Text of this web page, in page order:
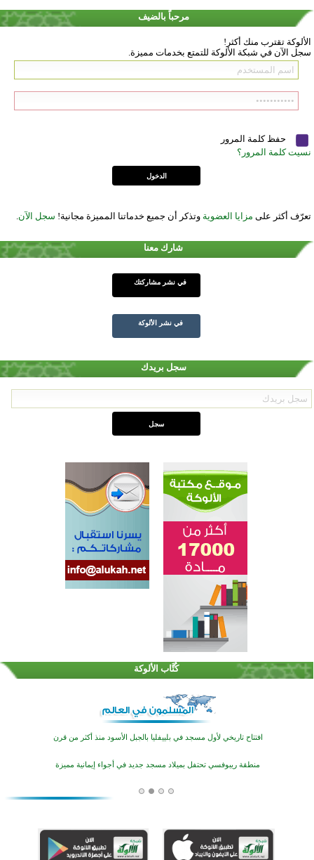
مرحباً بالضيف
الألوكة تقترب منك أكثر!
سجل الآن في شبكة الألوكة للتمتع بخدمات مميزة.
حفظ كلمة المرور
نسيت كلمة المرور؟
تعرّف أكثر على مزايا العضوية وتذكر أن جميع خدماتنا المميزة مجانية! سجل الآن.
شارك معنا
في نشر مشاركتك
في نشر الألوكة
سجل بريدك
كُتَّاب الألوكة
اختتام الدورة التاسعة لمسابقة حفظ وتلاوة القرآن الكريم في أزناكاييف
تيسليتش تختتم برنامجا تعليميا لتعزيز القيم وبناء الشخصية للشباب المسلمين
اختتام منافسات قرآنية متميزة في بنغلاديش بمشاركة 3000 متسابق
افتتاح تاريخي لأول مسجد في بلييفليا بالجبل الأسود منذ أكثر من قرن
منطقة ريبوفسي تحتفل بميلاد مسجد جديد في أجواء إيمانية مميزة
أكبر مشروع إسلامي في ريف أستراليا يفتتح أبوابه بعد سنوات من العمل والعطاء
اختتام الدورة التاسعة لمسابقة حفظ وتلاوة القرآن الكريم في أزناكاييف